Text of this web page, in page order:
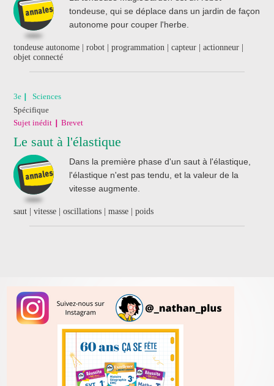
tondeuse, qui se déplace dans un jardin de façon
autonome pour couper l'herbe.
tondeuse autonome | robot | programmation | capteur | actionneur |
objet connecté
3e
Sciences
Spécifique
Sujet inédit
Brevet
Le saut à l'élastique
Dans la première phase d'un saut à l'élastique,
l'élastique n'est pas tendu, et la valeur de la
vitesse augmente.
saut | vitesse | oscillations | masse | poids